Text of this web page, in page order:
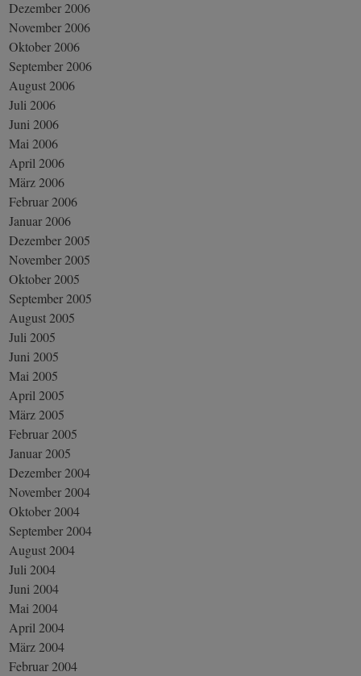
Dezember 2006
November 2006
Oktober 2006
September 2006
August 2006
Juli 2006
Juni 2006
Mai 2006
April 2006
März 2006
Februar 2006
Januar 2006
Dezember 2005
November 2005
Oktober 2005
September 2005
August 2005
Juli 2005
Juni 2005
Mai 2005
April 2005
März 2005
Februar 2005
Januar 2005
Dezember 2004
November 2004
Oktober 2004
September 2004
August 2004
Juli 2004
Juni 2004
Mai 2004
April 2004
März 2004
Februar 2004